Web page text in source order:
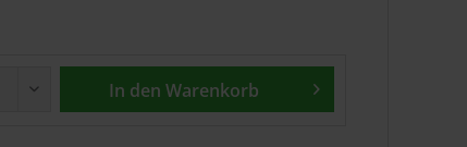
In den Warenkorb